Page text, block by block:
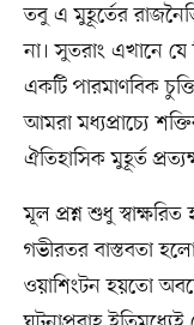
তবু এ মুহূর্তের
না। সুতরাং এখানে যে
একটি পারমাণবিক
আমরা মধ্যপ্রাচ্যে
ঐতিহাসিক মুহূর্ত
মূল প্রশ্ন শুধু
গভীরতর বাস্তবতা
ওয়াশিংটন হয়তো